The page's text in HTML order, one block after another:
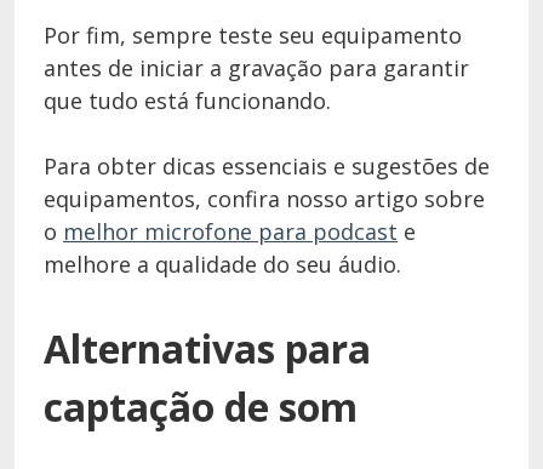
Por fim, sempre teste seu equipamento
antes de iniciar a gravação para garantir
que tudo está funcionando.
Para obter dicas essenciais e sugestões de
equipamentos, confira nosso artigo sobre
o melhor microfone para podcast e
melhore a qualidade do seu áudio.
Alternativas para
captação de som